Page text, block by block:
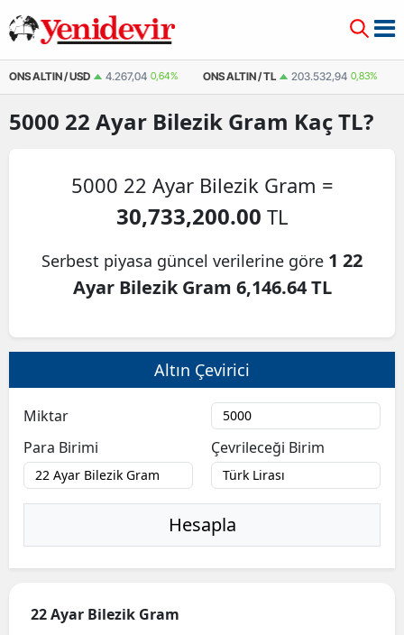
ONS ALTIN / USD 4.267,04 0,64% ONS ALTIN / TL 203.532,94 0,83%
5000 22 Ayar Bilezik Gram Kaç TL?
5000 22 Ayar Bilezik Gram =
30,733,200.00 TL
Serbest piyasa güncel verilerine göre 1 22
Ayar Bilezik Gram 6,146.64 TL
Altın Çevirici
Miktar
Para Birimi
Çevrileceği Birim
Hesapla
22 Ayar Bilezik Gram